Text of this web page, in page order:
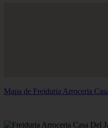
Mapa de Freiduria Arroceria